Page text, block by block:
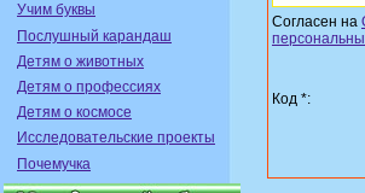
Учим буквы
Послушный карандаш
Детям о животных
Детям о профессиях
Детям о космосе
Исследовательские проекты
Почемучка
Согласен на
Код *: